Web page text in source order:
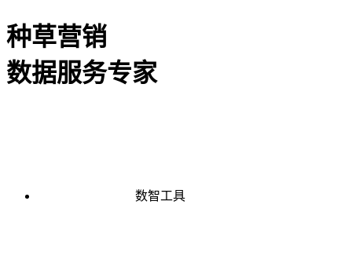
种草营销
数据服务专家
数智工具